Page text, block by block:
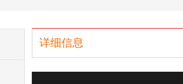
详细信息